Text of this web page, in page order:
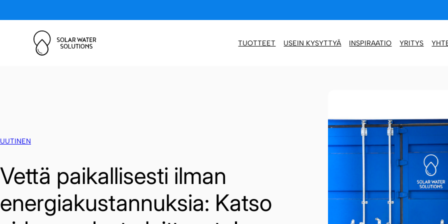
TUOTTEET USEIN KYSYTTYÄ INSPIRAATIO YRITYS
UUTINEN
Vettä paikallisesti ilman
energiakustannuksia: Katso